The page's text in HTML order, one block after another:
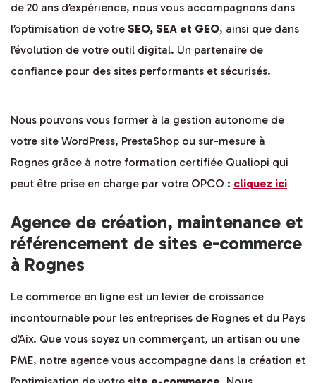
de 20 ans d’expérience, nous vous accompagnons dans
l’optimisation de votre SEO, SEA et GEO, ainsi que dans
l’évolution de votre outil digital. Un partenaire de
confiance pour des sites performants et sécurisés.
Nous pouvons vous former à la gestion autonome de
votre site WordPress, PrestaShop ou sur-mesure à
Rognes grâce à notre formation certifiée Qualiopi qui
peut être prise en charge par votre OPCO : cliquez ici
Agence de création, maintenance et
référencement de sites e-commerce
à Rognes
Le commerce en ligne est un levier de croissance
incontournable pour les entreprises de Rognes et du Pays
d’Aix. Que vous soyez un commerçant, un artisan ou une
PME, notre agence vous accompagne dans la création et